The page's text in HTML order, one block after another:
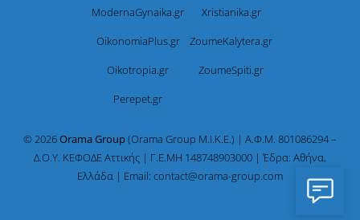
ModernaGynaika.gr
Xristianika.gr
OikonomiaPlus.gr
ZoumeKalytera.gr
Oikotropia.gr
ZoumeSpiti.gr
Perepet.gr
© 2026Orama Group(Orama Group Μ.Ι.Κ.Ε.) | Α.Φ.Μ. 801086294 –
Δ.Ο.Υ. ΚΕΦΟΔΕ Αττικής | Γ.Ε.ΜΗ 148748903000 | Έδρα: Αθήνα,
Ελλάδα | Email: contact@orama-group.com